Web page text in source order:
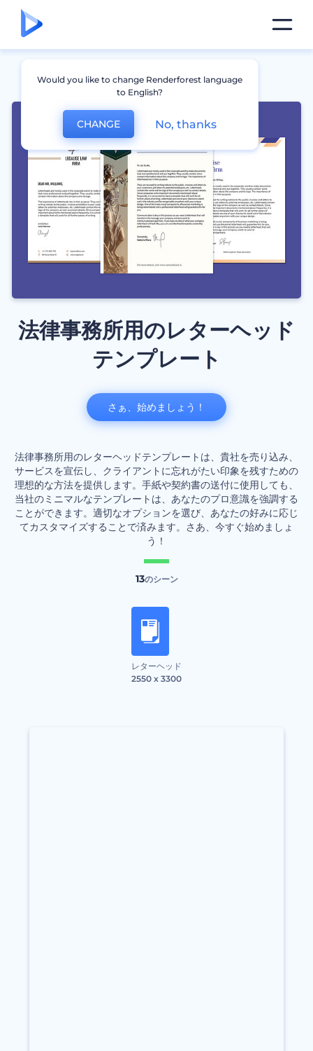
法律事務所用のレターヘッド
テンプレート
法律事務所用のレターヘッドテンプレートは、貴社を売り込み、
サービスを宣伝し、クライアントに忘れがたい印象を残すための
理想的な方法を提供します。手紙や契約書の送付に使用しても、
当社のミニマルなテンプレートは、あなたのプロ意識を強調する
ことができます。適切なオプションを選び、あなたの好みに応じ
てカスタマイズすることで済みます。さあ、今すぐ始めましょ
う！
13のシーン
レターヘッド
2550 x 3300
さぁ、始めましょう！
Would you like to change Renderforest language
to English?
CHANGE No, thanks